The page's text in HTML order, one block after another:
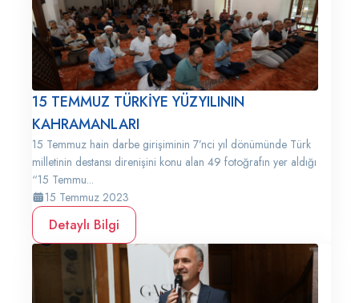
15 TEMMUZ TÜRKİYE YÜZYILININ
KAHRAMANLARI
15 Temmuz hain darbe girişiminin 7’nci yıl dönümünde Türk
milletinin destansı direnişini konu alan 49 fotoğrafın yer aldığı
“15 Temmu...
15 Temmuz 2023
Detaylı Bilgi